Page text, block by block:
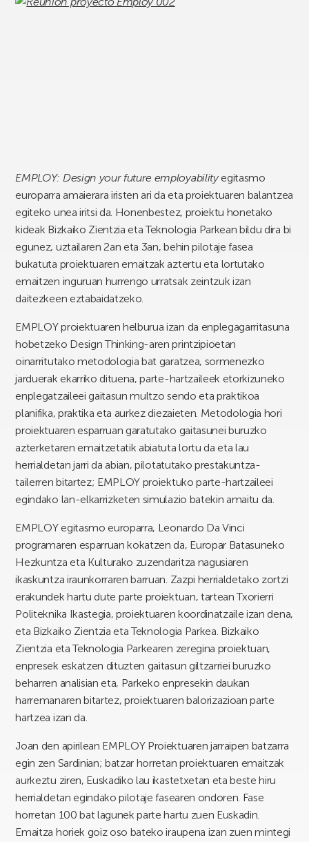
EMPLOY: Design your future employabilityegitasmo
europarra amaierara iristen ari da eta proiektuaren balantzea
egiteko unea iritsi da. Honenbestez, proiektu honetako
kideak Bizkaiko Zientzia eta Teknologia Parkean bildu dira bi
egunez, uztailaren 2an eta 3an, behin pilotaje fasea
bukatuta proiektuaren emaitzak aztertu eta lortutako
emaitzen inguruan hurrengo urratsak zeintzuk izan
daitezkeen eztabaidatzeko.
EMPLOY proiektuaren helburua izan da enplegagarritasuna
hobetzeko Design Thinking-aren printzipioetan
oinarritutako metodologia bat garatzea, sormenezko
jarduerak ekarriko dituena, parte-hartzaileek etorkizuneko
enplegatzaileei gaitasun multzo sendo eta praktikoa
planifika, praktika eta aurkez diezaieten. Metodologia hori
proiektuaren esparruan garatutako gaitasunei buruzko
azterketaren emaitzetatik abiatuta lortu da eta lau
herrialdetan jarri da abian, pilotatutako prestakuntza-
tailerren bitartez; EMPLOY proiektuko parte-hartzaileei
egindako lan-elkarrizketen simulazio batekin amaitu da.
EMPLOY egitasmo europarra, Leonardo Da Vinci
programaren esparruan kokatzen da, Europar Batasuneko
Hezkuntza eta Kulturako zuzendaritza nagusiaren
ikaskuntza iraunkorraren barruan. Zazpi herrialdetako zortzi
erakundek hartu dute parte proiektuan, tartean Txorierri
Politeknika Ikastegia, proiektuaren koordinatzaile izan dena,
eta Bizkaiko Zientzia eta Teknologia Parkea. Bizkaiko
Zientzia eta Teknologia Parkearen zeregina proiektuan,
enpresek eskatzen dituzten gaitasun giltzarriei buruzko
beharren analisian eta, Parkeko enpresekin daukan
harremanaren bitartez, proiektuaren balorizazioan parte
hartzea izan da.
Joan den apirilean EMPLOY Proiektuaren jarraipen batzarra
egin zen Sardinian; batzar horretan proiektuaren emaitzak
aurkeztu ziren, Euskadiko lau ikastetxetan eta beste hiru
herrialdetan egindako pilotaje fasearen ondoren. Fase
horretan 100 bat lagunek parte hartu zuen Euskadin.
Emaitza horiek goiz oso bateko iraupena izan zuen mintegi